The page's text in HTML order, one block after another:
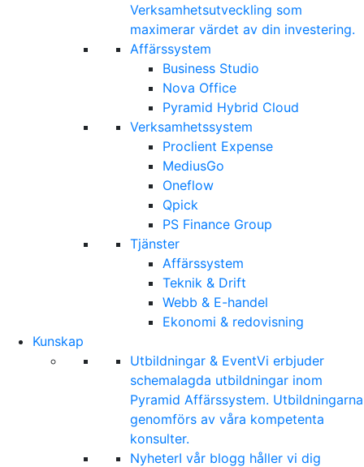
Verksamhetsutveckling som
maximerar värdet av din investering.
Affärssystem
Business Studio
Nova Office
Pyramid Hybrid Cloud
Verksamhetssystem
Proclient Expense
MediusGo
Oneflow
Qpick
PS Finance Group
Tjänster
Affärssystem
Teknik & Drift
Webb & E-handel
Ekonomi & redovisning
Kunskap
Utbildningar & EventVi erbjuder
schemalagda utbildningar inom
Pyramid Affärssystem. Utbildningarna
genomförs av våra kompetenta
konsulter.
NyheterI vår blogg håller vi dig